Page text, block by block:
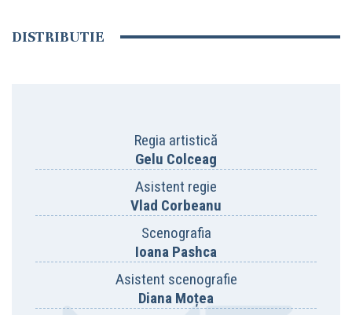
DISTRIBUTIE
Regia artistică
Gelu Colceag
Asistent regie
Vlad Corbeanu
Scenografia
Ioana Pashca
Asistent scenografie
Diana Moțea